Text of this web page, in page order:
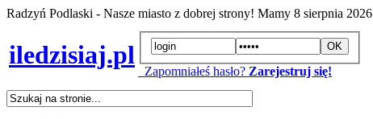
Radzyń Podlaski - Nasze miasto z dobrej strony! Mamy 8 sierpnia 2026
iledzisiaj.pl
Zapomniałeś hasło? Zarejestruj się!